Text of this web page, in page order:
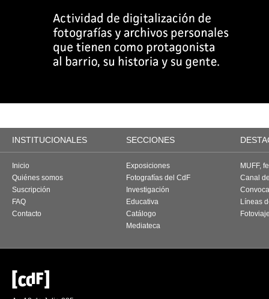
INSTITUCIONALES SECCIONES
Inicio
Quiénes somos
Suscripción
FAQ
Contacto
Exposiciones
Fotografías del CdF
Investigación
Educativa
Catálogo
Mediateca
MUFF,
Canal
Líneas